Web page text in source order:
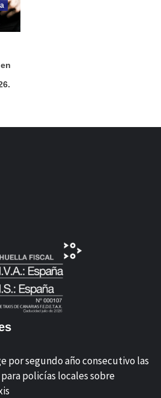
por segundo año consecutivo las
policías locales sobre